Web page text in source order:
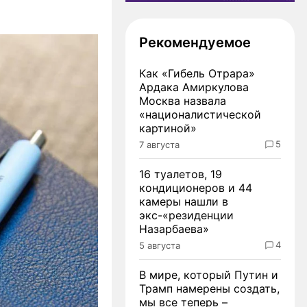
Рекомендуемое
Как «Гибель Отрара»
Ардака Амиркулова
Москва назвала
«националистической
картиной»
7 августа 5
16 туалетов, 19
кондиционеров и 44
камеры нашли в
экс-«резиденции
Назарбаева»
5 августа 4
В мире, который Путин и
Трамп намерены создать,
мы все теперь –